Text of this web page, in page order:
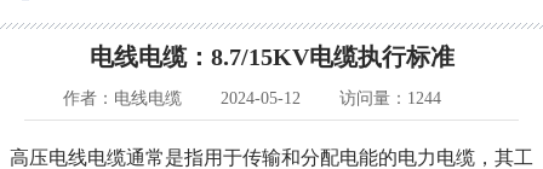
电线电缆：8.7/15KV电缆执行标准
作者：电线电缆 2024-05-12 访问量：1244
高压电线电缆通常是指用于传输和分配电能的电力电缆，其工